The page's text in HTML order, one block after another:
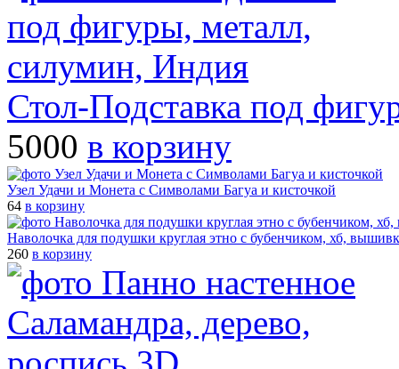
Стол-Подставка под
5000 в корзину
Узел Удачи и Монета с Символами Багуа и кисточкой
64 в корзину
Наволочка для подушки круглая этно с бубенчиком, хб,
260 в корзину